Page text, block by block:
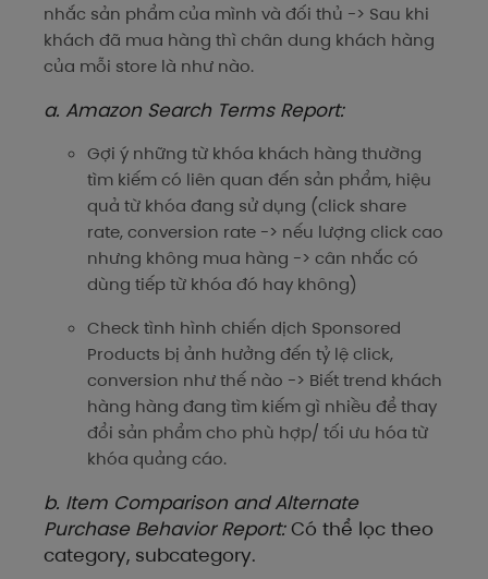
nhắc sản phẩm của mình và đối thủ -> Sau khi
khách đã mua hàng thì chân dung khách hàng
của mỗi store là như nào.
a. Amazon Search Terms Report:
Gợi ý những từ khóa khách hàng thường
tìm kiếm có liên quan đến sản phẩm, hiệu
quả từ khóa đang sử dụng (click share
rate, conversion rate -> nếu lượng click cao
nhưng không mua hàng -> cân nhắc có
dùng tiếp từ khóa đó hay không)
Check tình hình chiến dịch Sponsored
Products bị ảnh hưởng đến tỷ lệ click,
conversion như thế nào -> Biết trend khách
hàng hàng đang tìm kiếm gì nhiều để thay
đổi sản phẩm cho phù hợp/ tối ưu hóa từ
khóa quảng cáo.
b. Item Comparison and Alternate
Purchase Behavior Report: Có thể lọc theo
category, subcategory.